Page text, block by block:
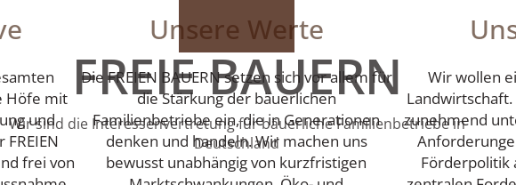
FREIE BAUERN
Wir sind die Interessenvertretung für bäuerliche Familienbetriebe in
Deutschland
Höfe mit
und
frei von
Unsere Werte
Die FREIEN BAUERN setzen sich vor allem für
die Stärkung der bäuerlichen
Familienbetriebe ein, die in Generationen
denken und handeln. Wir machen uns
bewusst unabhängig von kurzfristigen
Wir wollen
zunehmend
Förderpolitik